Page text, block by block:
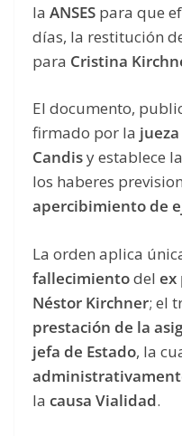
la ANSES para que
días, la restitución
para Cristina
El documento,
firmado por la
Candisy establece
los haberes
apercibimiento de
La orden aplica
fallecimientodel ex
Néstor Kirchner; el
prestación de la
jefa de Estado, la
la causa Vialidad.